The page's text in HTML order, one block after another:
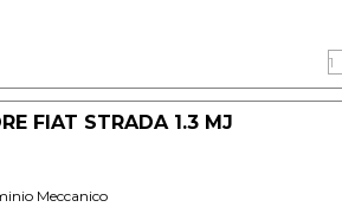
sconto
FIAT STRADA 1.3 MJ
Meccanico